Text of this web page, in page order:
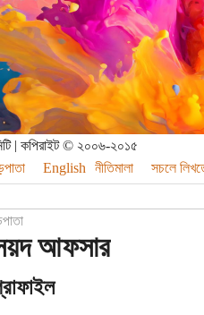
| কপিরাইট © ২০০৬-২০১৫
English নীতিমালা সচলে
আফসার